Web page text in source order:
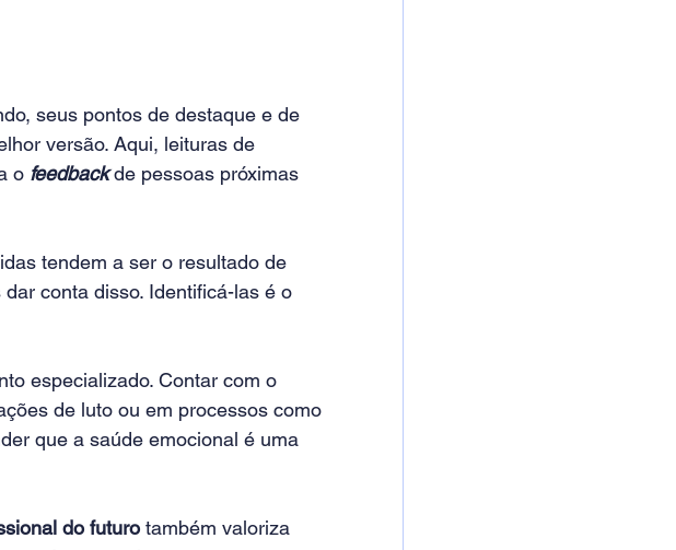
seus pontos de destaque e de
versão. Aqui, leituras de
o feedback de pessoas próximas
tendem a ser o resultado de
conta disso. Identificá-las é o
especializado. Contar com o
de luto ou em processos como
que a saúde emocional é uma
do futuro também valoriza